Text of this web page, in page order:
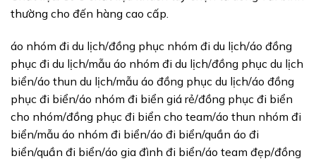
thường cho đến hàng cao cấp.
áo nhóm đi du lịch/đồng phục nhóm đi du lịch/áo đồng
phục đi du lịch/mẫu áo nhóm đi du lịch/đồng phục du lịch
biển/áo thun du lịch/mẫu áo đồng phục du lịch/áo đồng
phục đi biển/áo nhóm đi biển giá rẻ/đồng phục đi biển
cho nhóm/đồng phục đi biển cho team/áo thun nhóm đi
biển/mẫu áo nhóm đi biển/áo đi biển/quần áo đi
biển/quần đi biển/áo gia đình đi biển/áo team đẹp/đồng